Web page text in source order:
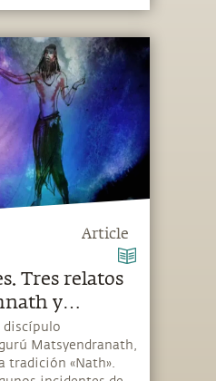
Article
Tres relatos
y
discípulo
Matsyendranath,
tradición «Nath».